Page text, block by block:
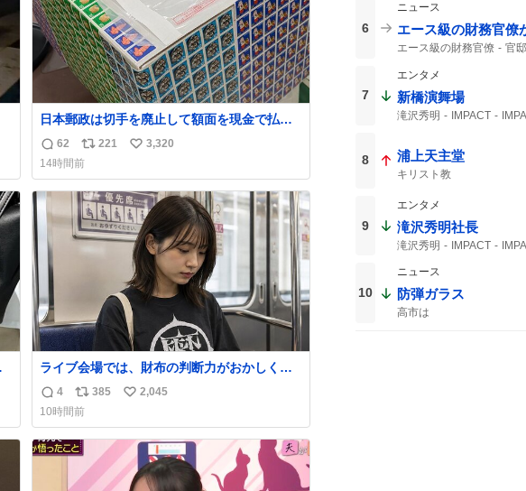
日本郵政は切手を廃止して額面を現金で払い
戻せ2026 #日本郵政 @JapanPostHD_PR
返
信
数
62
リ
ポ
ス
ト
数
221
い
ね
数
3,320
14時間前
ライブ会場では、財布の判断力がおかしくな
る。
返
信
数
4
リ
ポ
ス
ト
数
385
い
ね
数
2,045
10時間前
6
ニュース
エース級の財務官僚
エース級の財務官僚 官
7
エンタメ
新橋演舞場
滝沢秀明 IMPACT
8 浦上天主堂
キリスト教
9
エンタメ
滝沢秀明社長
滝沢秀明 IMPACT
想像できない
10
ニュース
防弾ガラス
高市は